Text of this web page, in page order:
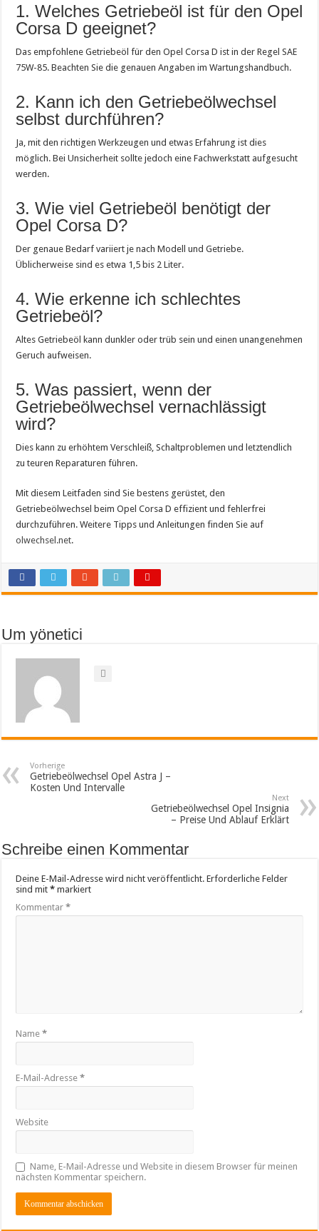
1. Welches Getriebeöl ist für den Opel
Corsa D geeignet?
Das empfohlene Getriebeöl für den Opel Corsa D ist in der Regel SAE
75W-85. Beachten Sie die genauen Angaben im Wartungshandbuch.
2. Kann ich den Getriebeölwechsel
selbst durchführen?
Ja, mit den richtigen Werkzeugen und etwas Erfahrung ist dies
möglich. Bei Unsicherheit sollte jedoch eine Fachwerkstatt aufgesucht
werden.
3. Wie viel Getriebeöl benötigt der
Opel Corsa D?
Der genaue Bedarf variiert je nach Modell und Getriebe.
Üblicherweise sind es etwa 1,5 bis 2 Liter.
4. Wie erkenne ich schlechtes
Getriebeöl?
Altes Getriebeöl kann dunkler oder trüb sein und einen unangenehmen
Geruch aufweisen.
5. Was passiert, wenn der
Getriebeölwechsel vernachlässigt
wird?
Dies kann zu erhöhtem Verschleiß, Schaltproblemen und letztendlich
zu teuren Reparaturen führen.
Mit diesem Leitfaden sind Sie bestens gerüstet, den
Getriebeölwechsel beim Opel Corsa D effizient und fehlerfrei
durchzuführen. Weitere Tipps und Anleitungen finden Sie auf
olwechsel.net.
Um yönetici
Vorherige
Getriebeölwechsel Opel Astra J –
Kosten Und Intervalle
Next
Getriebeölwechsel Opel Insignia
– Preise Und Ablauf Erklärt
Schreibe einen Kommentar
Deine E-Mail-Adresse wird nicht veröffentlicht. Erforderliche Felder
sind mit* markiert
Kommentar*
Name*
E-Mail-Adresse*
Website
Name, E-Mail-Adresse und Website in diesem Browser für meinen
nächsten Kommentar speichern.